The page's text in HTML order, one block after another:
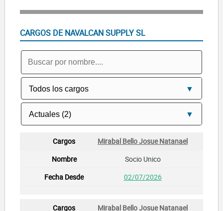
CARGOS DE NAVALCAN SUPPLY SL
Mirabal Bello Josue Natanael
Socio Unico
02/07/2026
Mirabal Bello Josue Natanael